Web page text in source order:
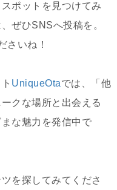
ポットを見つけてみ
ぜひSNSへ投稿を。
さいね！
UniqueOtaでは、「他
クな場所と出会える
な魅力を発信中で
を探してみてくださ